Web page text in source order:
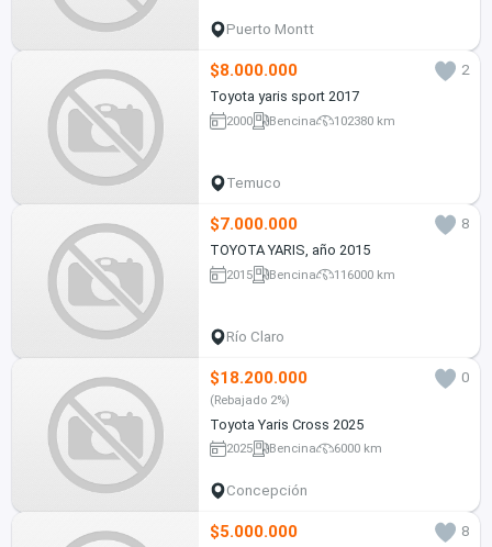
Puerto Montt
$8.000.000
2
Toyota yaris sport 2017
2000 Bencina 102380 km
Temuco
$7.000.000
8
TOYOTA YARIS, año 2015
2015 Bencina 116000 km
Río Claro
$18.200.000 0
(Rebajado 2%)
Toyota Yaris Cross 2025
2025 Bencina 6000 km
Concepción
$5.000.000
8